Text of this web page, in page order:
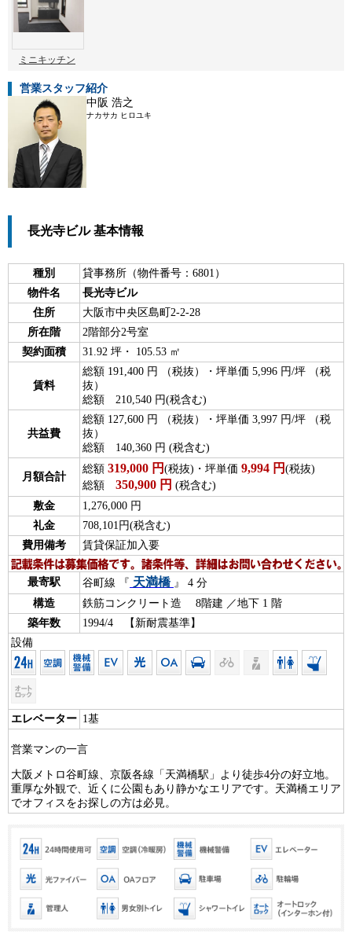
ミニキッチン
営業スタッフ紹介
中阪 浩之
ナカサカ ヒロユキ
長光寺ビル 基本情報
種別
貸事務所（物件番号：6801）
物件名
長光寺ビル
住所
大阪市中央区島町2-2-28
所在階
2階部分2号室
契約面積
31.92 坪・ 105.53 ㎡
賃料
総額 191,400 円 （税抜）・坪単価 5,996 円/坪 （税
抜）
総額 210,540 円(税含む)
共益費
総額 127,600 円 （税抜）・坪単価 3,997 円/坪 （税
抜）
総額 140,360 円 (税含む)
月額合計
総額 319,000 円 (税抜)・坪単価 9,994 円 (税抜)
総額 350,900 円 (税含む)
敷金
1,276,000 円
礼金
708,101円(税含む)
費用備考
賃貸保証加入要
最寄駅 谷町線 『 天満橋 』 4 分
構造
鉄筋コンクリート造 8階建 ／地下 1 階
築年数
1994/4 【新耐震基準】
設備
エレベーター 1基
営業マンの一言
大阪メトロ谷町線、京阪各線「天満橋駅」より徒歩4分の好立地。
重厚な外観で、近くに公園もあり静かなエリアです。天満橋エリア
でオフィスをお探しの方は必見。